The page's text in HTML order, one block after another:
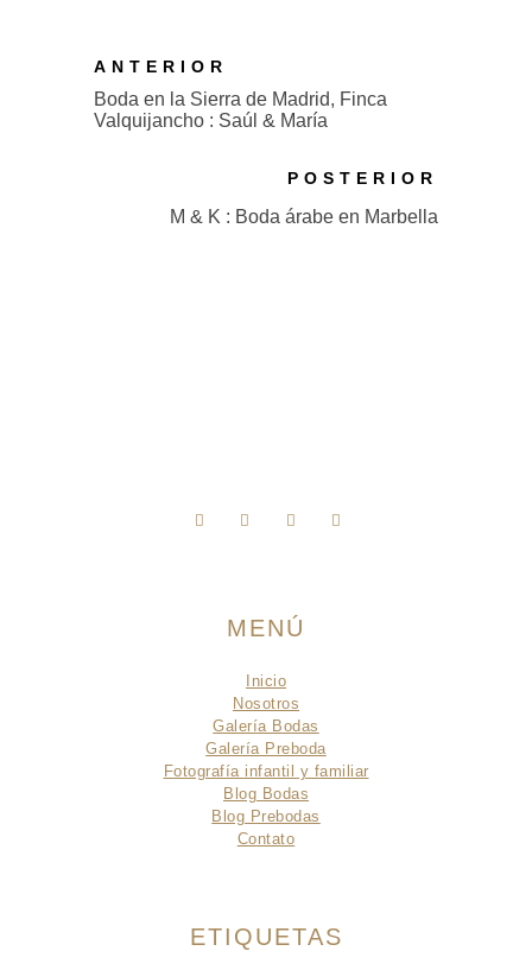
ANTERIOR
Boda en la Sierra de Madrid, Finca
Valquijancho : Saúl & María
POSTERIOR
M & K : Boda árabe en Marbella
MENÚ
Inicio
Nosotros
Galería Bodas
Galería Preboda
Fotografía infantil y familiar
Blog Bodas
Blog Prebodas
Contato
ETIQUETAS